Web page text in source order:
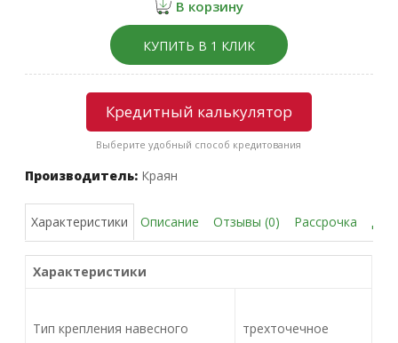
В корзину
КУПИТЬ В 1 КЛИК
Кредитный калькулятор
Выберите удобный способ кредитования
Производитель: Краян
Характеристики Описание Отзывы (0) Рассрочка
Характеристики
Тип крепления навесного трехточечное